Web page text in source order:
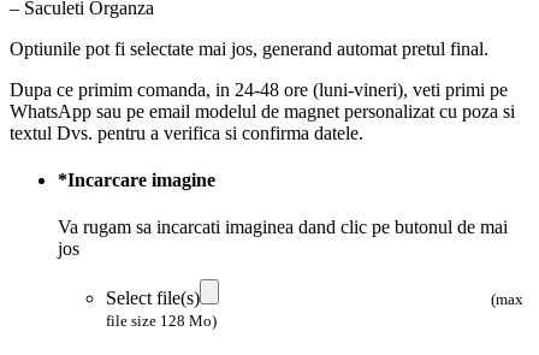
– Saculeti Organza
Optiunile pot fi selectate mai jos, generand automat pretul final.
Dupa ce primim comanda, in 24-48 ore (luni-vineri), veti primi pe
WhatsApp sau pe email modelul de magnet personalizat cu poza si
textul Dvs. pentru a verifica si confirma datele.
*Incarcare imagine
Va rugam sa incarcati imaginea dand clic pe butonul de mai
jos
Select file(s)
(max
file size 128 Mo)